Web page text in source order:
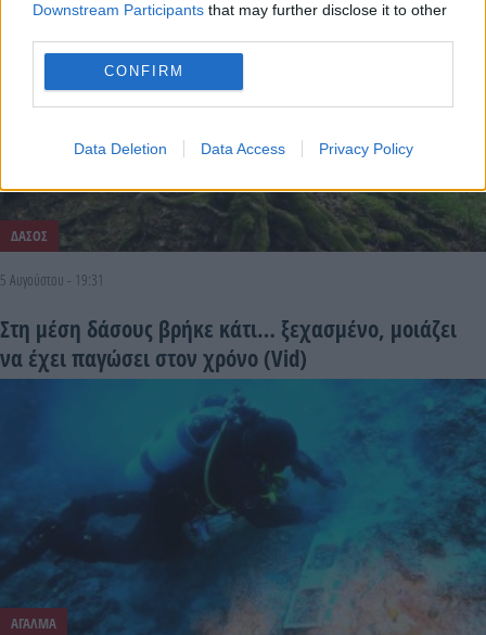
Downstream Participants that may further disclose it to other
CONFIRM
Data Deletion Data Access Privacy Policy
ΔΑΣΟΣ
5 Αυγούστου - 19:31
Στη μέση δάσους βρήκε κάτι… ξεχασμένο, μοιάζει
να έχει παγώσει στον χρόνο (Vid)
ΑΓΑΛΜΑ